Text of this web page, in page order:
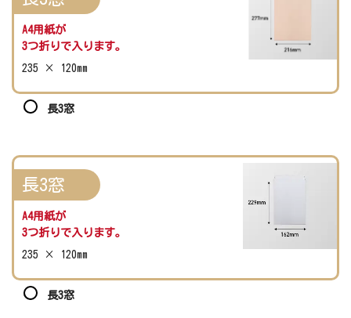
A4用紙が
3つ折りで入ります。
235 × 120mm
長3窓
長3窓
A4用紙が
3つ折りで入ります。
235 × 120mm
長3窓